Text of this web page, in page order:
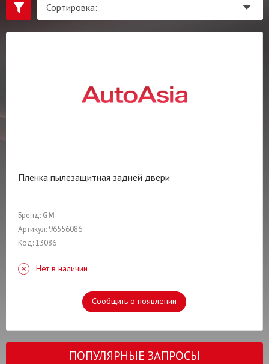
Пленка пылезащитная задней двери
Бренд: GM
Артикул: 96556086
Код: 13086
Нет в наличии
Сообщить о появлении
ПОПУЛЯРНЫЕ ЗАПРОСЫ